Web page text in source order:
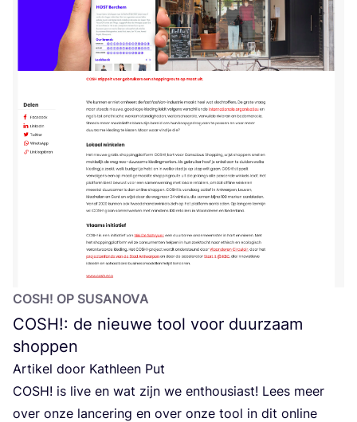
COSH! OP SUSANOVA
COSH!: de nieuwe tool voor duurzaam
shoppen
Arti­kel door Kath­leen Put
COSH! is live en wat zijn we enthou­si­ast! Lees meer
over onze lan­ce­ring en over onze tool in dit onli­ne